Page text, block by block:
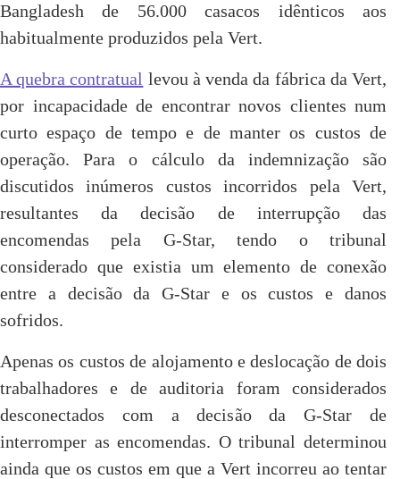
Bangladesh de 56.000 casacos idênticos aos
habitualmente produzidos pela Vert.
A quebra contratual levou à venda da fábrica da Vert,
por incapacidade de encontrar novos clientes num
curto espaço de tempo e de manter os custos de
operação. Para o cálculo da indemnização são
discutidos inúmeros custos incorridos pela Vert,
resultantes da decisão de interrupção das
encomendas pela G-Star, tendo o tribunal
considerado que existia um elemento de conexão
entre a decisão da G-Star e os custos e danos
sofridos.
Apenas os custos de alojamento e deslocação de dois
trabalhadores e de auditoria foram considerados
desconectados com a decisão da G-Star de
interromper as encomendas. O tribunal determinou
ainda que os custos em que a Vert incorreu ao tentar